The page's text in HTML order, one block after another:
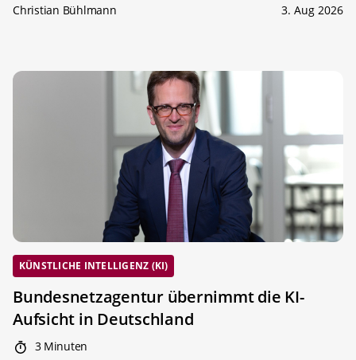
Christian Bühlmann 3. Aug 2026
KÜNSTLICHE INTELLIGENZ (KI)
Bundesnetzagentur übernimmt die KI-
Aufsicht in Deutschland
3 Minuten